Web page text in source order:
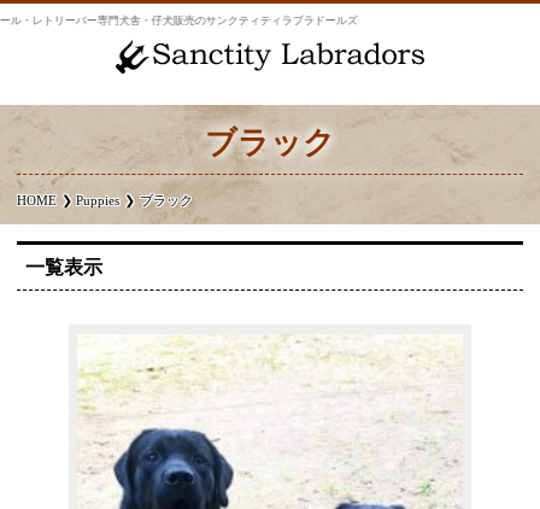
ル・レトリーバー専門犬舎・仔犬販売のサンクティティラブラドールズ
ブラック
HOME Puppies ブラック
一覧表示